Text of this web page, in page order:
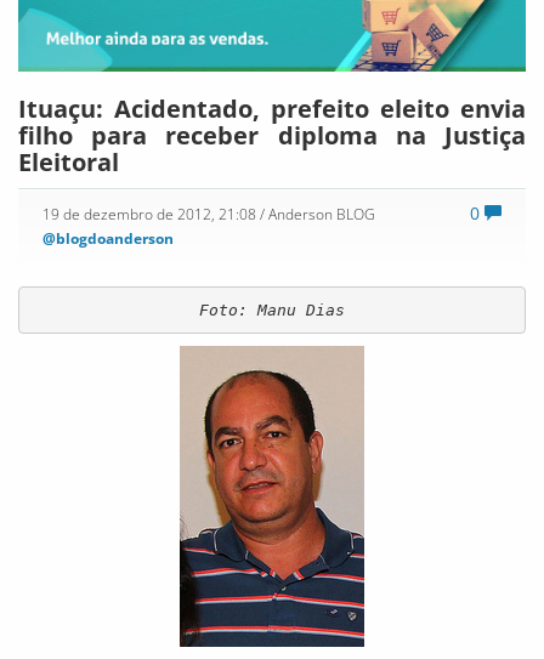
Ituaçu: Acidentado, prefeito eleito envia
filho para receber diploma na Justiça
Eleitoral
0
19 de dezembro de 2012, 21:08 / Anderson BLOG
@blogdoanderson
Foto: Manu Dias